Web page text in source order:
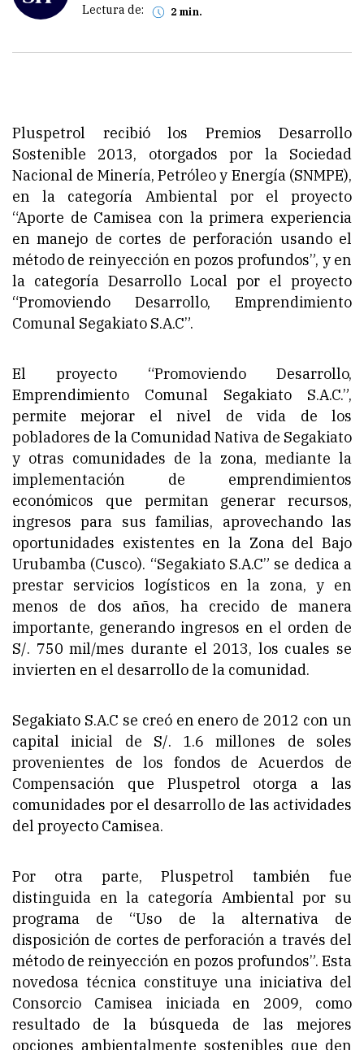
Lectura de: 2 min.
Pluspetrol recibió los Premios Desarrollo
Sostenible 2013, otorgados por la Sociedad
Nacional de Minería, Petróleo y Energía (SNMPE),
en la categoría Ambiental por el proyecto
“Aporte de Camisea con la primera experiencia
en manejo de cortes de perforación usando el
método de reinyección en pozos profundos”, y en
la categoría Desarrollo Local por el proyecto
“Promoviendo Desarrollo, Emprendimiento
Comunal Segakiato S.A.C”.
El proyecto “Promoviendo Desarrollo,
Emprendimiento Comunal Segakiato S.A.C.”,
permite mejorar el nivel de vida de los
pobladores de la Comunidad Nativa de Segakiato
y otras comunidades de la zona, mediante la
implementación de emprendimientos
económicos que permitan generar recursos,
ingresos para sus familias, aprovechando las
oportunidades existentes en la Zona del Bajo
Urubamba (Cusco). “Segakiato S.A.C” se dedica a
prestar servicios logísticos en la zona, y en
menos de dos años, ha crecido de manera
importante, generando ingresos en el orden de
S/. 750 mil/mes durante el 2013, los cuales se
invierten en el desarrollo de la comunidad.
Segakiato S.A.C se creó en enero de 2012 con un
capital inicial de S/. 1.6 millones de soles
provenientes de los fondos de Acuerdos de
Compensación que Pluspetrol otorga a las
comunidades por el desarrollo de las actividades
del proyecto Camisea.
Por otra parte, Pluspetrol también fue
distinguida en la categoría Ambiental por su
programa de “Uso de la alternativa de
disposición de cortes de perforación a través del
método de reinyección en pozos profundos”. Esta
novedosa técnica constituye una iniciativa del
Consorcio Camisea iniciada en 2009, como
resultado de la búsqueda de las mejores
opciones ambientalmente sostenibles que den